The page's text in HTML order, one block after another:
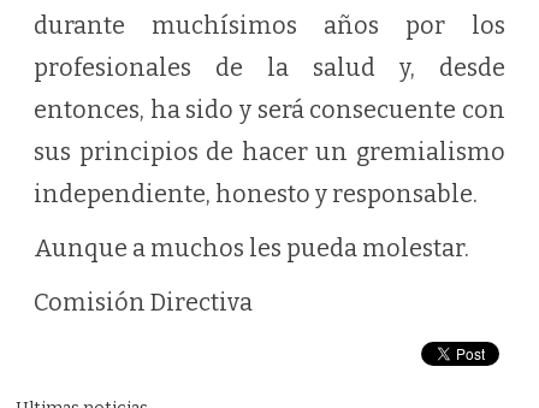
durante muchísimos años por los
profesionales de la salud y, desde
entonces, ha sido y será consecuente con
sus principios de hacer un gremialismo
independiente, honesto y responsable.
Aunque a muchos les pueda molestar.
Comisión Directiva